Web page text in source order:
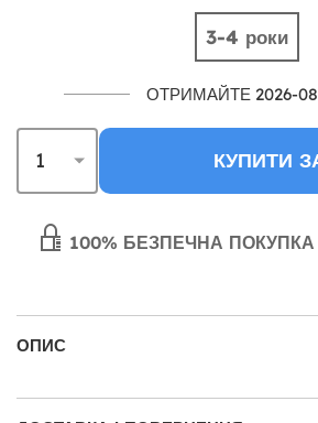
3-4 роки
ОТРИМАЙТЕ 2026-
КУПИТИ
100% БЕЗПЕЧНА ПОКУПКА
ОПИС